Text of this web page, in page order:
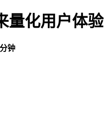
量化用户体验
钟